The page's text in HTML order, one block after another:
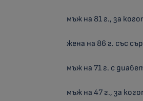
мъж на 81 г., за
жена на 86 г. със
мъж на 71 г. с
мъж на 47 г., за